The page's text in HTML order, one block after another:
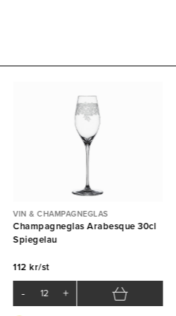
VIN & CHAMPAGNEGLAS
Champagneglas Arabesque 30cl
Spiegelau
112 kr/st
- +